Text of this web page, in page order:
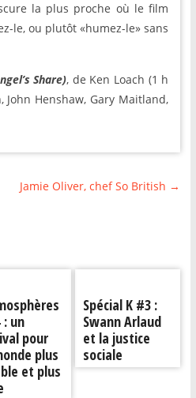
la plus proche où le film
le, ou plutôt «humez-le» sans
Share), de Ken Loach (1 h
John Henshaw, Gary Maitland,
Jamie Oliver, chef So British →
: un
pour
plus
et plus
Spécial K #3 :
Swann Arlaud
et la justice
sociale